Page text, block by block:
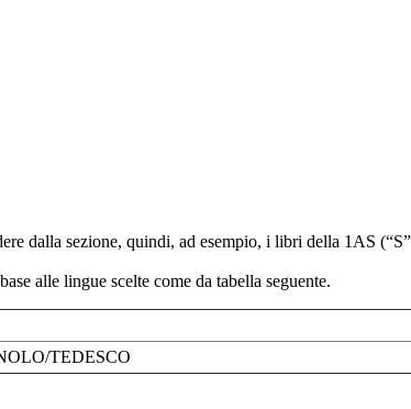
dalla sezione, quindi, ad esempio, i libri della 1AS
alle lingue scelte come da tabella seguente.
TEDESCO